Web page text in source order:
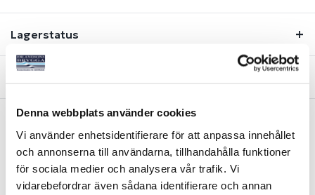
Denna webbplats använder cookies
Vi använder enhetsidentifierare för att anpassa innehållet
och annonserna till användarna, tillhandahålla funktioner
för sociala medier och analysera vår trafik. Vi
vidarebefordrar även sådana identifierare och annan
Lagerstatus
Liknande produkter